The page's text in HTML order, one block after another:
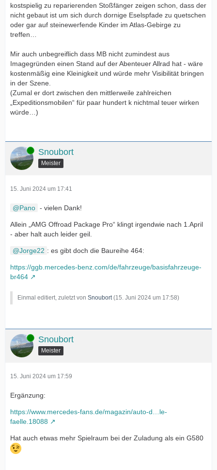
kostspielig zu reparierenden Stoßfänger zeigen schon, dass der
nicht gebaut ist um sich durch dornige Eselspfade zu quetschen
oder gar auf steinewerfende Kinder im Atlas-Gebirge zu
treffen…
Mir auch unbegreiflich dass MB nicht zumindest aus
Imagegründen einen Stand auf der Abenteuer Allrad hat - wäre
kostenmäßig eine Kleinigkeit und würde mehr Visibilität bringen
in der Szene.
(Zumal er dort zwischen den mittlerweile zahlreichen
„Expeditionsmobilen“ für paar hundert k nichtmal teuer wirken
würde…)
Online Snoubort
Meister
15. Juni 2024 um 17:41
Pano - vielen Dank!
Allein „AMG Offroad Package Pro“ klingt irgendwie nach 1.April
- aber halt auch leider geil.
Jorge22 : es gibt doch die Baureihe 464:
https://ggb.mercedes-benz.com/de/fahrzeuge/basisfahrzeuge-
br464
Einmal editiert, zuletzt von Snoubort(15. Juni 2024 um 17:58)
Online Snoubort
Meister
15. Juni 2024 um 17:59
Ergänzung:
https://www.mercedes-fans.de/magazin/auto-d…le-
faelle.18088
Hat auch etwas mehr Spielraum bei der Zuladung als ein G580